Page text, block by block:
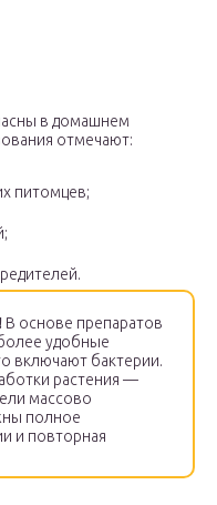
в домашнем
отмечают:
питомцев;
В основе препаратов
удобные
включают бактерии.
растения —
массово
полное
и повторная